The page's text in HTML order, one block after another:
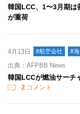
韓国LCC、1〜3月期
が重荷
4月13日 #航空会社 #
出典：AFPBB News
韓国LCCが燃油サーチ
2 コメント